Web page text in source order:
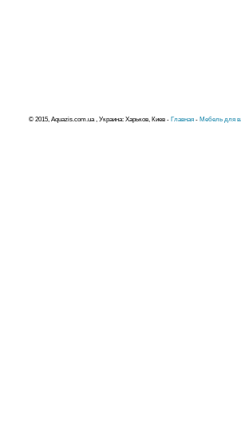
© 2015, Aquazis.com.ua , Украина: Харьков, Киев - Главная- Мебель для